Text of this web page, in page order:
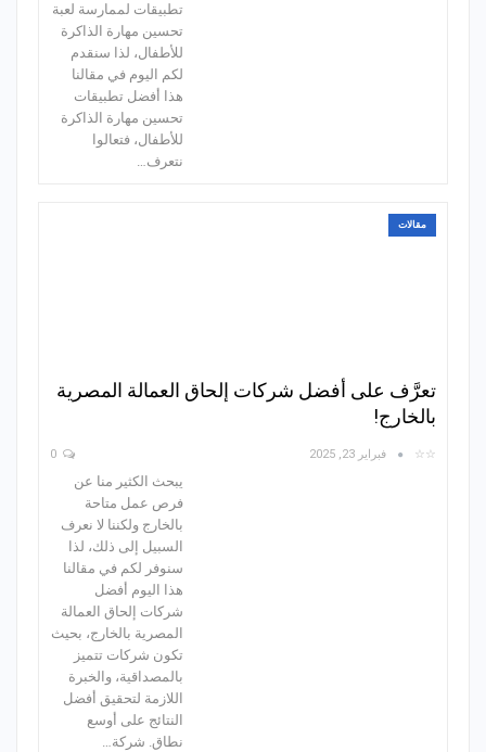
تطبيقات لممارسة لعبة
تحسين مهارة الذاكرة
للأطفال، لذا سنقدم
لكم اليوم في مقالنا
هذا أفضل تطبيقات
تحسين مهارة الذاكرة
للأطفال، فتعالوا
نتعرف…
مقالات
تعرَّف على أفضل شركات إلحاق العمالة المصرية
بالخارج!
☆☆ فبراير 23, 2025
يبحث الكثير منا عن
فرص عمل متاحة
بالخارج ولكننا لا نعرف
السبيل إلى ذلك، لذا
سنوفر لكم في مقالنا
هذا اليوم أفضل
شركات إلحاق العمالة
المصرية بالخارج، بحيث
تكون شركات تتميز
بالمصداقية، والخبرة
اللازمة لتحقيق أفضل
النتائج على أوسع
نطاق. شركة…